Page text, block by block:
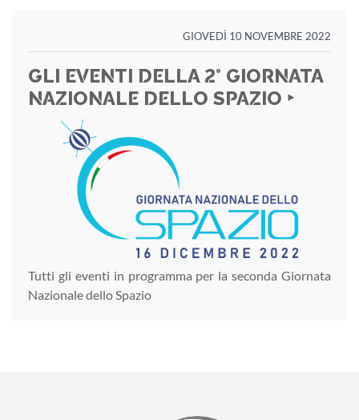
GIOVEDÌ 10 NOVEMBRE 2022
GLI EVENTI DELLA 2° GIORNATA
NAZIONALE DELLO SPAZIO ‣
Tutti gli eventi in programma per la seconda Giornata
Nazionale dello Spazio